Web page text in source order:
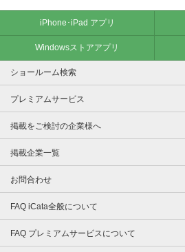
iPhone･iPad アプリ
Windowsストアアプリ
ショールーム検索
プレミアムサービス
掲載をご検討の企業様へ
掲載企業一覧
お問合わせ
FAQ iCata全般について
FAQ プレミアムサービスについて